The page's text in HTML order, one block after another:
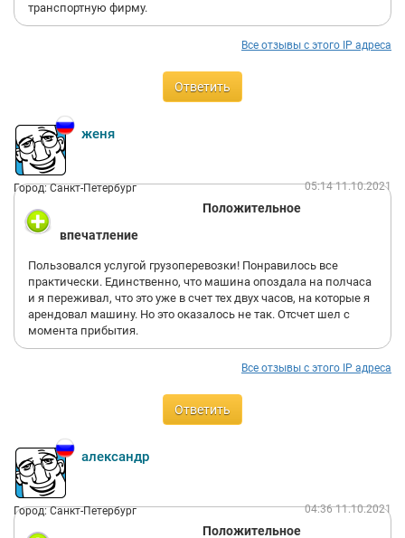
транспортную фирму.
Все отзывы с этого IP адреса
Ответить
женя
Город: Санкт-Петербург 05:14 11.10.2021
Положительное
впечатление
Пользовался услугой грузоперевозки! Понравилось все
практически. Единственно, что машина опоздала на полчаса
и я переживал, что это уже в счет тех двух часов, на которые я
арендовал машину. Но это оказалось не так. Отсчет шел с
момента прибытия.
Все отзывы с этого IP адреса
Ответить
александр
Город: Санкт-Петербург 04:36 11.10.2021
Положительное